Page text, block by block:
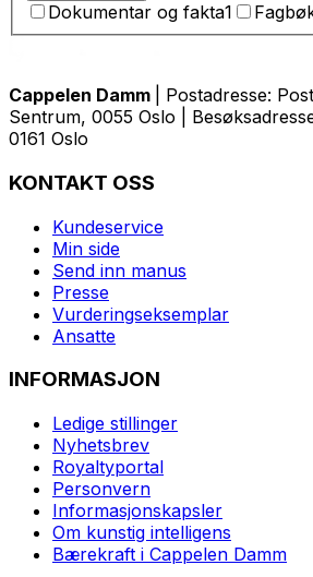
Dokumentar og fakta1
Cappelen Damm
| Postadresse:
Sentrum, 0055 Oslo |
0161 Oslo
KONTAKT OSS
Kundeservice
Min side
Send inn manus
Presse
Vurderingseksemplar
Ansatte
INFORMASJON
Ledige stillinger
Nyhetsbrev
Royaltyportal
Personvern
Informasjonskapsler
Om kunstig intelligens
Bærekraft i Cappelen Damm